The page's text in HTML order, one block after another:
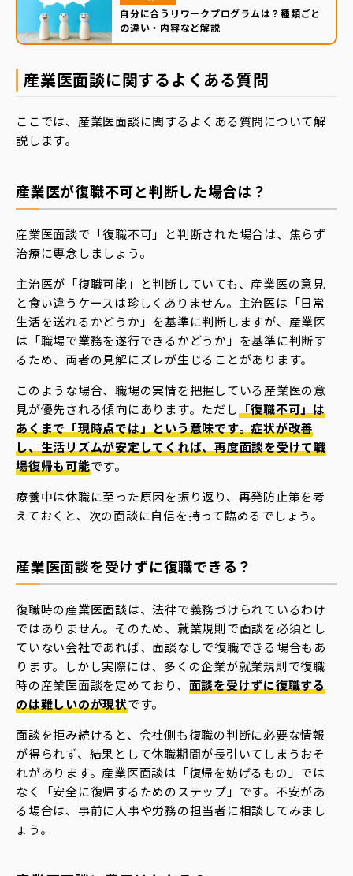
自分に合うリワークプログラムは？種類ごと
の違い・内容など解説
産業医面談に関するよくある質問
ここでは、産業医面談に関するよくある質問について解
説します。
産業医が復職不可と判断した場合は？
産業医面談で「復職不可」と判断された場合は、焦らず
治療に専念しましょう。
主治医が「復職可能」と判断していても、産業医の意見
と食い違うケースは珍しくありません。主治医は「日常
生活を送れるかどうか」を基準に判断しますが、産業医
は「職場で業務を遂行できるかどうか」を基準に判断す
るため、両者の見解にズレが生じることがあります。
このような場合、職場の実情を把握している産業医の意
見が優先される傾向にあります。ただし「復職不可」は
あくまで「現時点では」という意味です。症状が改善
し、生活リズムが安定してくれば、再度面談を受けて職
場復帰も可能です。
療養中は休職に至った原因を振り返り、再発防止策を考
えておくと、次の面談に自信を持って臨めるでしょう。
産業医面談を受けずに復職できる？
復職時の産業医面談は、法律で義務づけられているわけ
ではありません。そのため、就業規則で面談を必須とし
ていない会社であれば、面談なしで復職できる場合もあ
ります。しかし実際には、多くの企業が就業規則で復職
時の産業医面談を定めており、 面談を受けずに復職する
のは難しいのが現状です。
面談を拒み続けると、会社側も復職の判断に必要な情報
が得られず、結果として休職期間が長引いてしまうおそ
れがあります。産業医面談は「復帰を妨げるもの」では
なく「安全に復帰するためのステップ」です。不安があ
る場合は、事前に人事や労務の担当者に相談してみまし
ょう。